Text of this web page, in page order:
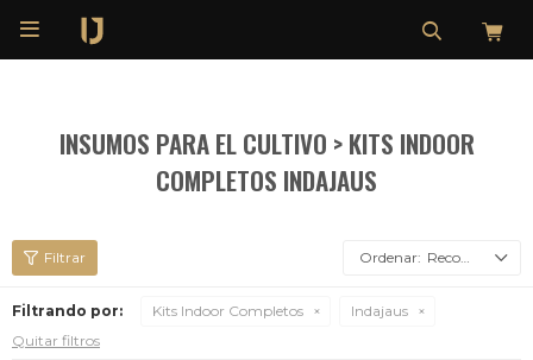

INSUMOS PARA EL CULTIVO > KITS INDOOR
COMPLETOS INDAJAUS
Recomendados
Filtrando por: Kits Indoor Completos
Indajaus
Quitar filtros